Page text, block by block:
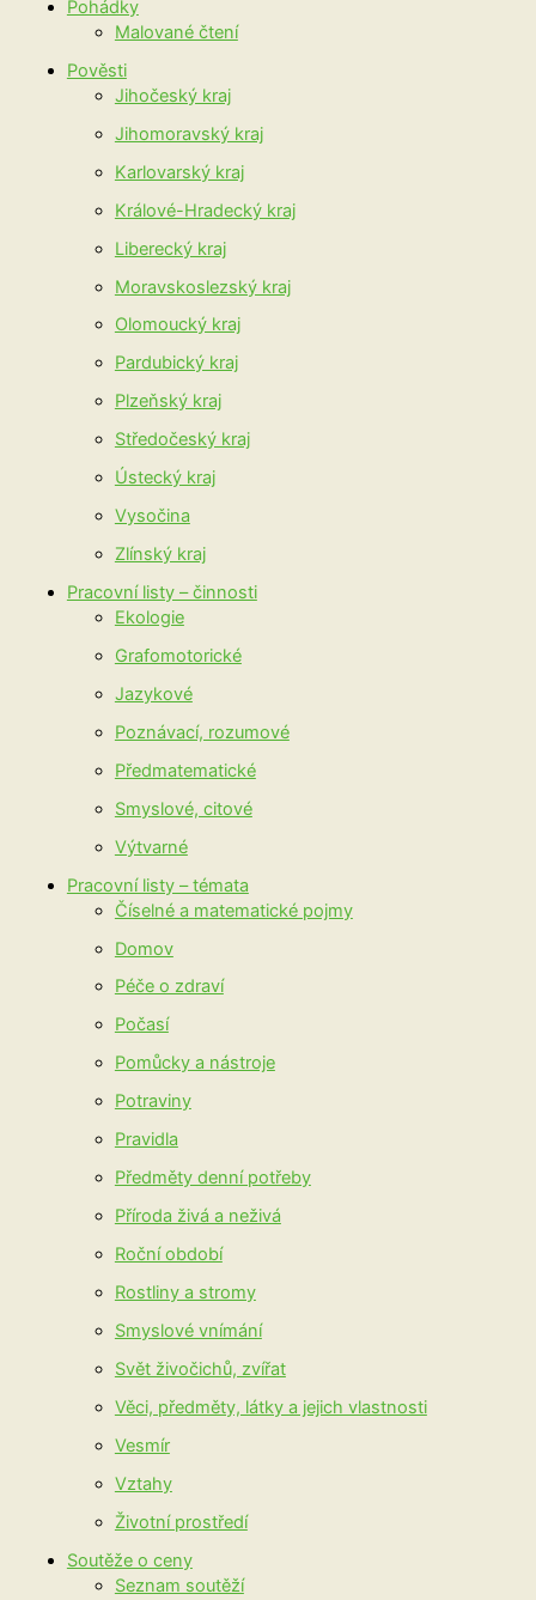
Pohádky
Malované čtení
Pověsti
Jihočeský kraj
Jihomoravský kraj
Karlovarský kraj
Králové-Hradecký kraj
Liberecký kraj
Moravskoslezský kraj
Olomoucký kraj
Pardubický kraj
Plzeňský kraj
Středočeský kraj
Ústecký kraj
Vysočina
Zlínský kraj
Pracovní listy – činnosti
Ekologie
Grafomotorické
Jazykové
Poznávací, rozumové
Předmatematické
Smyslové, citové
Výtvarné
Pracovní listy – témata
Číselné a matematické pojmy
Domov
Péče o zdraví
Počasí
Pomůcky a nástroje
Potraviny
Pravidla
Předměty denní potřeby
Příroda živá a neživá
Roční období
Rostliny a stromy
Smyslové vnímání
Svět živočichů, zvířat
Věci, předměty, látky a jejich vlastnosti
Vesmír
Vztahy
Životní prostředí
Soutěže o ceny
Seznam soutěží